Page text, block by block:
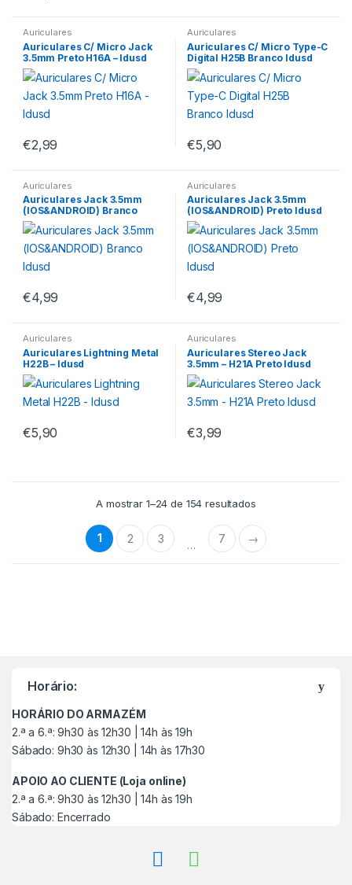
Auriculares
Auriculares C/ Micro Jack
3.5mm Preto H16A – Idusd
€2,99
Auriculares
Auriculares C/ Micro Type-C
Digital H25B Branco Idusd
€5,90
Auriculares
Auriculares Jack 3.5mm
(IOS&ANDROID) Branco
Idusd
€4,99
Auriculares
Auriculares Jack 3.5mm
(IOS&ANDROID) Preto Idusd
€4,99
Auriculares
Auriculares Lightning Metal
H22B – Idusd
€5,90
Auriculares
Auriculares Stereo Jack
3.5mm – H21A Preto Idusd
€3,99
A mostrar 1–24 de 154 resultados
1 2 3 … 7 →
Horário:
HORÁRIO DO ARMAZÉM
2.ª a 6.ª: 9h30 às 12h30 | 14h às 19h
Sábado: 9h30 às 12h30 | 14h às 17h30
APOIO AO CLIENTE (Loja online)
2.ª a 6.ª: 9h30 às 12h30 | 14h às 19h
Sábado: Encerrado